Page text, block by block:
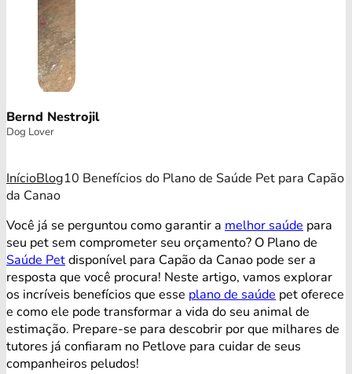
Bernd Nestrojil
Dog Lover
InícioBlog10 Benefícios do Plano de Saúde Pet para Capão
da Canao
Você já se perguntou como garantir a melhor saúde para
seu pet sem comprometer seu orçamento? O Plano de
Saúde Petdisponível para Capão da Canao pode ser a
resposta que você procura! Neste artigo, vamos explorar
os incríveis benefícios que esse plano de saúde pet oferece
e como ele pode transformar a vida do seu animal de
estimação. Prepare-se para descobrir por que milhares de
tutores já confiaram no Petlove para cuidar de seus
companheiros peludos!